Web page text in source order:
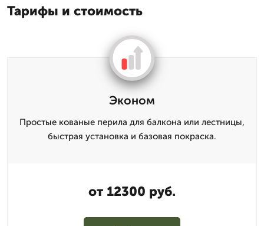
Тарифы и стоимость
Эконом
Простые кованые перила для балкона или лестницы,
быстрая установка и базовая покраска.
от 12300 руб.